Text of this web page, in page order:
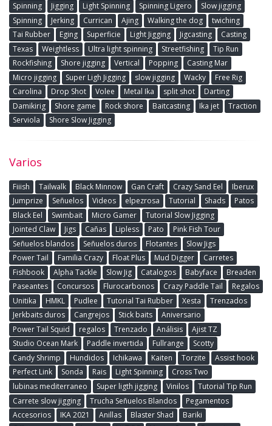
Spinning Jigging Light Spinning Spinning Ligero
Slow jigging
Spinning
Jerking Currican Ajing Walking the dog
twiching
Tai Rubber
Eging Superficie Light Jigging Jigcasting
Casting
Texas
Weightless Ultra light spinning Streetfishing
Tip Run
Rockfishing
Shore jigging Vertical Popping
Casting Mar
Micro jigging
Super Ligh Jigging slow jigging Wacky
Free Rig
Carolina
Drop Shot Volee Metal Ika split shot
Darting
Damikirig
Shore game Rock shore Baitcasting Ika jet
Traction
Serviola
Shore Slow Jigging
Varios
Fiiish Tailwalk Black Minnow Gan Craft Crazy Sand Eel
Iberux
Jumprize
Señuelos Videos elpezrosa Tutorial Shads
Patos
Black Eel
Swimbait Micro Gamer
Tutorial Slow Jigging
Jointed Claw
Jigs Cañas Lipless Pato
Pink Fish Tour
Señuelos blandos
Señuelos duros Flotantes
Slow Jigs
Power Tail
Familia Crazy Float Plus Mud Digger
Carretes
Fishbook
Alpha Tackle Slow Jig Catalogos Babyface
Breaden
Paseantes
Concursos Flurocarbonos Crazy Paddle Tail
Regalos
Unitika
HMKL Pudlee Tutorial Tai Rubber Xesta
Trenzados
Jerkbaits duros
Cangrejos Stick baits
Aniversario
Power Tail Squid
regalos Trenzado Análisis
Ajist TZ
Studio Ocean Mark
Paddle invertida Fullrange
Scotty
Candy Shrimp
Hundidos Ichikawa Kaiten Torzite
Assist hook
Perfect Link
Sonda Rais Light Spinning
Cross Two
lubinas mediterraneo
Super ligth jigging Vinilos
Tutorial Tip Run
Carrete slow jigging
Trucha Señuelos Blandos
Pegamentos
Accesorios
IKA 2021 Anillas Blaster Shad
Bariki